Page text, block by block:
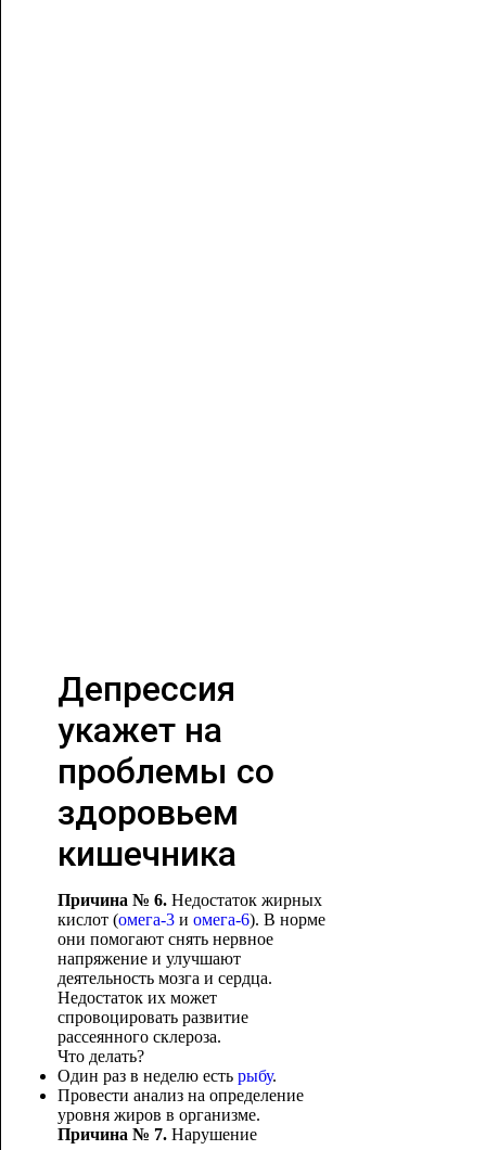
Депрессия
укажет на
проблемы со
здоровьем
кишечника
Причина № 6.Недостаток жирных
кислот (омега-3и омега-6). В норме
они помогают снять нервное
напряжение и улучшают
деятельность мозга и сердца.
Недостаток их может
спровоцировать развитие
рассеянного склероза.
Что делать?
Один раз в неделю есть рыбу.
Провести анализ на определение
уровня жиров в организме.
Причина № 7.Нарушение